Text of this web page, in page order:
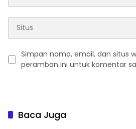
Simpan nama, email, dan situs
peramban ini untuk komentar
Baca Juga